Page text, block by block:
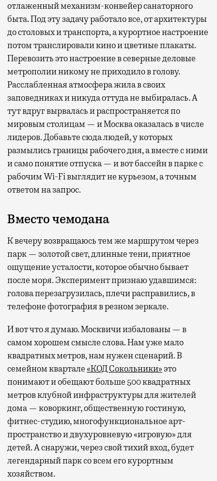
отлаженный механизм-конвейер санаторного
быта. Под эту задачу работало все, от архитектуры
до столовых и транспорта, а курортное настроение
потом транслировали кино и цветные плакаты.
Перевозить это настроение в северные деловые
метрополии никому не приходило в голову.
Расслабленная атмосфера жила в своих
заповедниках и никуда оттуда не выбиралась. А
тут вдруг вырвалась и распространяется по
мировым столицам — и Москва оказалась в числе
лидеров. Добавьте сюда людей, у которых
размылись границы рабочего дня, а вместе с ними
и само понятие отпуска — и вот бассейн в парке с
рабочим Wi-Fi выглядит не курьезом, а точным
ответом на запрос.
Вместо чемодана
К вечеру возвращаюсь тем же маршрутом через
парк — золотой свет, длинные тени, приятное
ощущение усталости, которое обычно бывает
после моря. Эксперимент признаю удавшимся:
голова перезагрузилась, плечи расправились, в
телефоне фотография в резном зеркале.
И вот что я думаю. Москвичи избалованы — в
самом хорошем смысле слова. Нам уже мало
квадратных метров, нам нужен сценарий. В
семейном квартале«КОД Сокольники»это
понимают и обещают больше 500 квадратных
метров клубной инфраструктуры для жителей
дома — коворкинг, общественную гостиную,
фитнес-студию, многофункциональное арт-
пространство и двухуровневую «игровую» для
детей. А снаружи, через свой тихий вход, будет
легендарный парк со всем его курортным
хозяйством.